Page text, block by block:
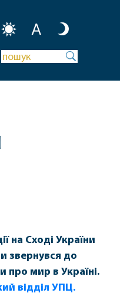
A
на Сході України
звернувся до
про мир в Україні.
відділ УПЦ.